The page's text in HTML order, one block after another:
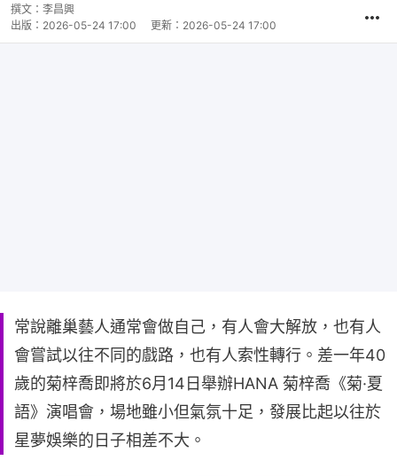
撰文： 李昌興
出版： 2026-05-24 17:00 更新： 2026-05-24 17:00
常說離巢藝人通常會做自己，有人會大解放，也有人
會嘗試以往不同的戲路，也有人索性轉行。差一年40
歲的菊梓喬即將於6月14日舉辦HANA 菊梓喬《菊·夏
語》演唱會，場地雖小但氣氛十足，發展比起以往於
星夢娛樂的日子相差不大。